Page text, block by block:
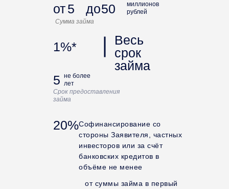
20%Софинансирование со
стороны Заявителя, частных
инвесторов или за счёт
банковских кредитов в
объёме не менее
5
миллионов
рублей
Сумма займа
от до50
5 не более
лет
Срок предоставления
займа
1%*
Весь
срок
займа
от суммы займа в первый